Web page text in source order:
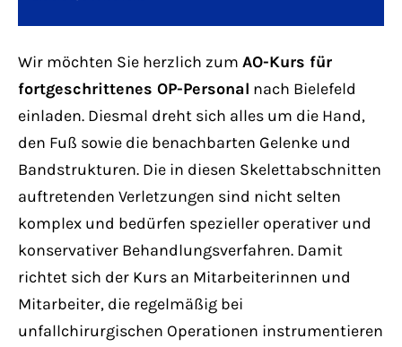
Have any questions?
Drop us a line
info@yourdomain.com
About us
Lorem ipsum dolor sit amet, consectetuer
adipiscing elit.
Wir möchten Sie herzlich zum AO-Kurs für
fortgeschrittenes OP-Personal nach Bielefeld
einladen. Diesmal dreht sich alles um die Hand,
den Fuß sowie die benachbarten Gelenke und
Bandstrukturen. Die in diesen Skelettabschnitten
auftretenden Verletzungen sind nicht selten
komplex und bedürfen spezieller operativer und
konservativer Behandlungsverfahren. Damit
richtet sich der Kurs an Mitarbeiterinnen und
Mitarbeiter, die regelmäßig bei
unfallchirurgischen Operationen instrumentieren